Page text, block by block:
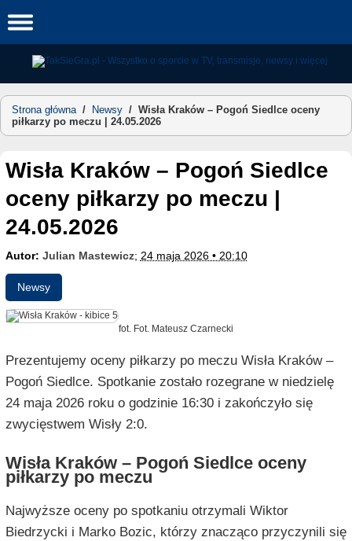
to
Strona główna/ Newsy / Wisła Kraków – Pogoń Siedlce oceny
piłkarzy po meczu | 24.05.2026
Wisła Kraków – Pogoń Siedlce
oceny piłkarzy po meczu |
24.05.2026
Autor: Julian Mastewicz; 24 maja 2026 • 20:10
Newsy
fot. Fot. Mateusz Czarnecki
Prezentujemy oceny piłkarzy po meczu Wisła Kraków –
Pogoń Siedlce. Spotkanie zostało rozegrane w niedzielę
24 maja 2026 roku o godzinie 16:30 i zakończyło się
zwycięstwem Wisły 2:0.
Wisła Kraków – Pogoń Siedlce oceny
piłkarzy po meczu
Najwyższe oceny po spotkaniu otrzymali Wiktor
Biedrzycki i Marko Bozic, którzy znacząco przyczynili się